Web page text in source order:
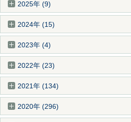
2025年 (9)
2024年 (15)
2023年 (4)
2022年 (23)
2021年 (134)
2020年 (296)